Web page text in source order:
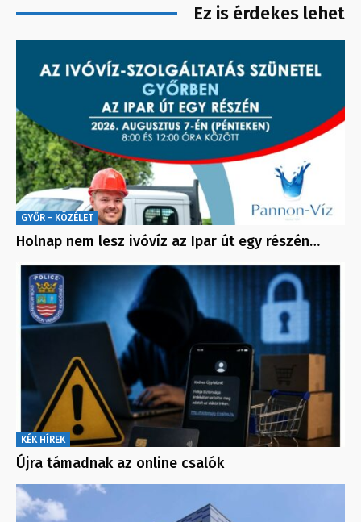
Ez is érdekes lehet
GYŐR - KÖZÉLET
Holnap nem lesz ivóvíz az Ipar út egy részén…
KÉK HÍREK
Újra támadnak az online csalók